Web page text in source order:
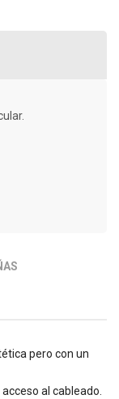
pero con un
al cableado.